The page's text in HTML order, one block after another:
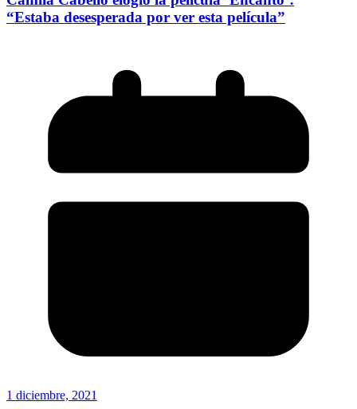
“Estaba desesperada por ver esta película”
1 diciembre, 2021